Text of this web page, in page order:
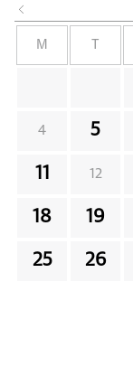
M
4 5
11 12
18 19
25 26